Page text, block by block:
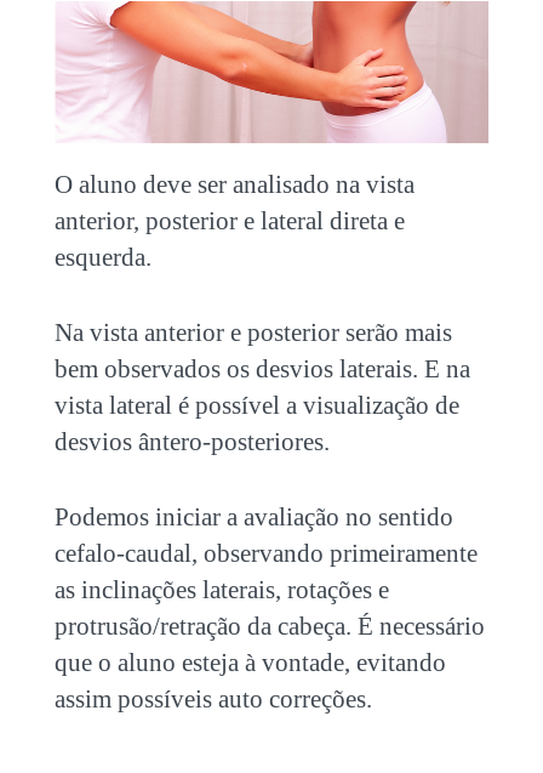
O aluno deve ser analisado na vista
anterior, posterior e lateral direta e
esquerda.
Na vista anterior e posterior serão mais
bem observados os desvios laterais. E na
vista lateral é possível a visualização de
desvios ântero-posteriores.
Podemos iniciar a avaliação no sentido
cefalo-caudal, observando primeiramente
as inclinações laterais, rotações e
protrusão/retração da cabeça. É necessário
que o aluno esteja à vontade, evitando
assim possíveis auto correções.